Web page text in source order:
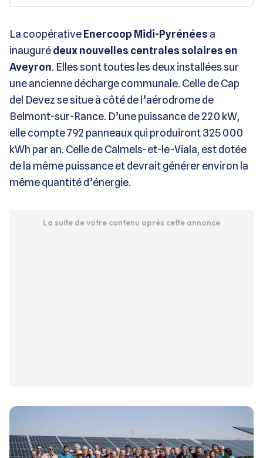
La coopérativeEnercoop Midi-Pyrénées a
inaugurédeux nouvelles centrales solaires en
Aveyron. Elles sont toutes les deux installées sur
une ancienne décharge communale. Celle de Cap
del Devez se situe à côté de l’aérodrome de
Belmont-sur-Rance. D’une puissance de 220 kW,
elle compte 792 panneaux qui produiront 325 000
kWh par an. Celle de Calmels-et-le-Viala, est dotée
de la même puissance et devrait générer environ la
même quantité d’énergie.
La suite de votre contenu après cette annonce